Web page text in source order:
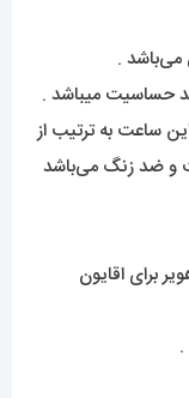
می‌باشد .
حساسیت میباشد .
این ساعت به ترتیب از
و ضد زنگ می‌باشد
برای اقایون
.